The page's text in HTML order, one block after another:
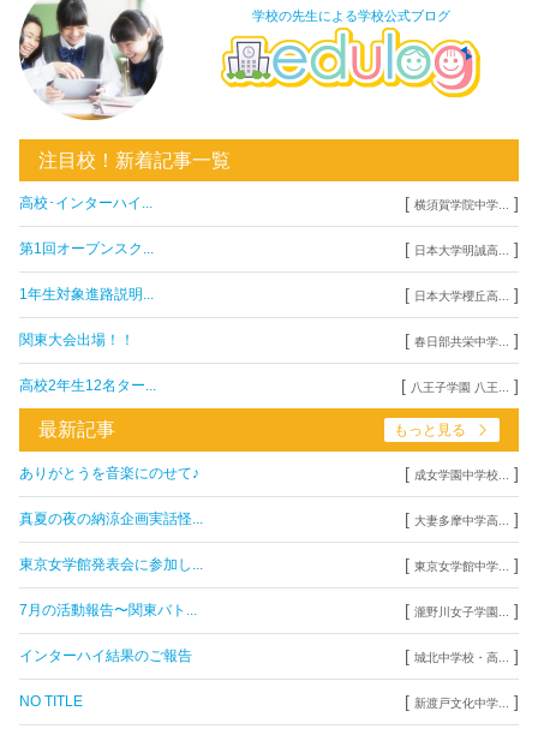
学校の先生による学校公式ブログ
注目校！新着記事一覧
高校･インターハイ... [ 横須賀学院中学... ]
第1回オープンスク... [ 日本大学明誠高... ]
1年生対象進路説明... [ 日本大学櫻丘高... ]
関東大会出場！！ [ 春日部共栄中学... ]
高校2年生12名ター... [ 八王子学園 八王... ]
最新記事 もっと見る
ありがとうを音楽にのせて♪ [ 成女学園中学校... ]
真夏の夜の納涼企画実話怪... [ 大妻多摩中学高... ]
東京女学館発表会に参加し... [ 東京女学館中学... ]
7月の活動報告〜関東バト... [ 瀧野川女子学園... ]
インターハイ結果のご報告 [ 城北中学校・高... ]
NO TITLE [ 新渡戸文化中学... ]